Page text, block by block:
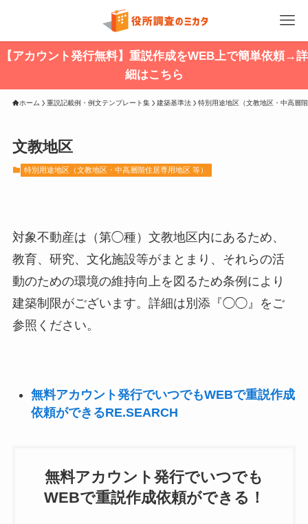
【アカウント発行無料】重説作成をWEB上で簡単依頼→詳
細はこちら
ホーム 重説記載例・例文テンプレート集 建築基準法 特別用途地区（文教地区・中高層
文教地区
特別用途地区（文教地区・中高層階住居専用地区 等）
対象不動産は（第◯種）文教地区内にあるため、
教育、研究、文化施設等がまとまり、それらの活
動のための環境の維持向上を図るため条例により
建築制限がございます。詳細は別添『◯◯』をご
参照ください。
無料アカウント発行でいつでもWEBで重説作成
依頼ができるRE.SEARCH
無料アカウント発行でいつでも
WEBで重説作成依頼ができる！